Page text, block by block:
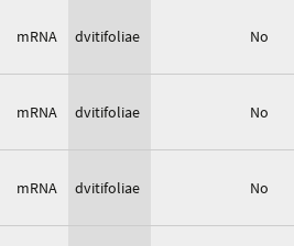
mRNA dvitifoliae No
mRNA dvitifoliae No
mRNA dvitifoliae No